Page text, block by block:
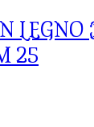
LEGNO
25